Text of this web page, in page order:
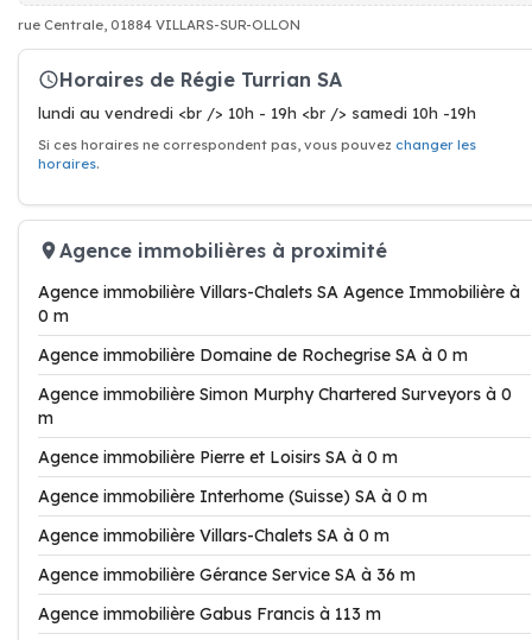
rue Centrale, 01884 VILLARS-SUR-OLLON
Horaires de Régie Turrian SA
lundi au vendredi <br /> 10h - 19h <br /> samedi 10h -19h
Si ces horaires ne correspondent pas, vous pouvez changer les
horaires.
Agence immobilières à proximité
Agence immobilière Villars-Chalets SA Agence Immobilière à
0 m
Agence immobilière Domaine de Rochegrise SA à 0 m
Agence immobilière Simon Murphy Chartered Surveyors à 0
m
Agence immobilière Pierre et Loisirs SA à 0 m
Agence immobilière Interhome (Suisse) SA à 0 m
Agence immobilière Villars-Chalets SA à 0 m
Agence immobilière Gérance Service SA à 36 m
Agence immobilière Gabus Francis à 113 m